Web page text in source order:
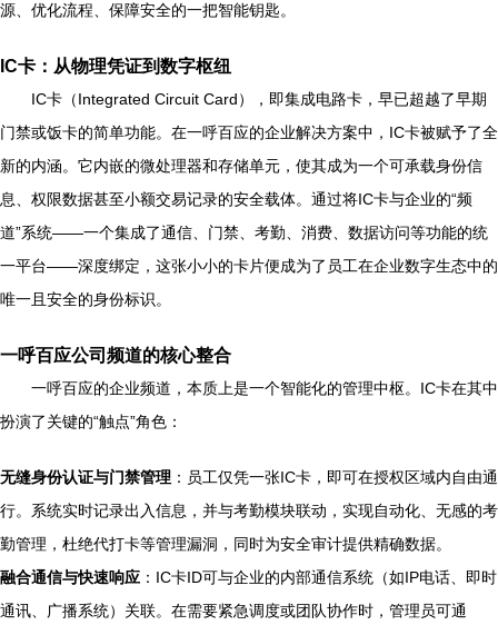
源、优化流程、保障安全的一把智能钥匙。
IC卡：从物理凭证到数字枢纽
IC卡（Integrated Circuit Card），即集成电路卡，早已超越了早期
门禁或饭卡的简单功能。在一呼百应的企业解决方案中，IC卡被赋予了全
新的内涵。它内嵌的微处理器和存储单元，使其成为一个可承载身份信
息、权限数据甚至小额交易记录的安全载体。通过将IC卡与企业的“频
道”系统——一个集成了通信、门禁、考勤、消费、数据访问等功能的统
一平台——深度绑定，这张小小的卡片便成为了员工在企业数字生态中的
唯一且安全的身份标识。
一呼百应公司频道的核心整合
一呼百应的企业频道，本质上是一个智能化的管理中枢。IC卡在其中
扮演了关键的“触点”角色：
无缝身份认证与门禁管理 ：员工仅凭一张IC卡，即可在授权区域内自由通
行。系统实时记录出入信息，并与考勤模块联动，实现自动化、无感的考
勤管理，杜绝代打卡等管理漏洞，同时为安全审计提供精确数据。
融合通信与快速响应 ：IC卡ID可与企业的内部通信系统（如IP电话、即时
通讯、广播系统）关联。在需要紧急调度或团队协作时，管理员可通